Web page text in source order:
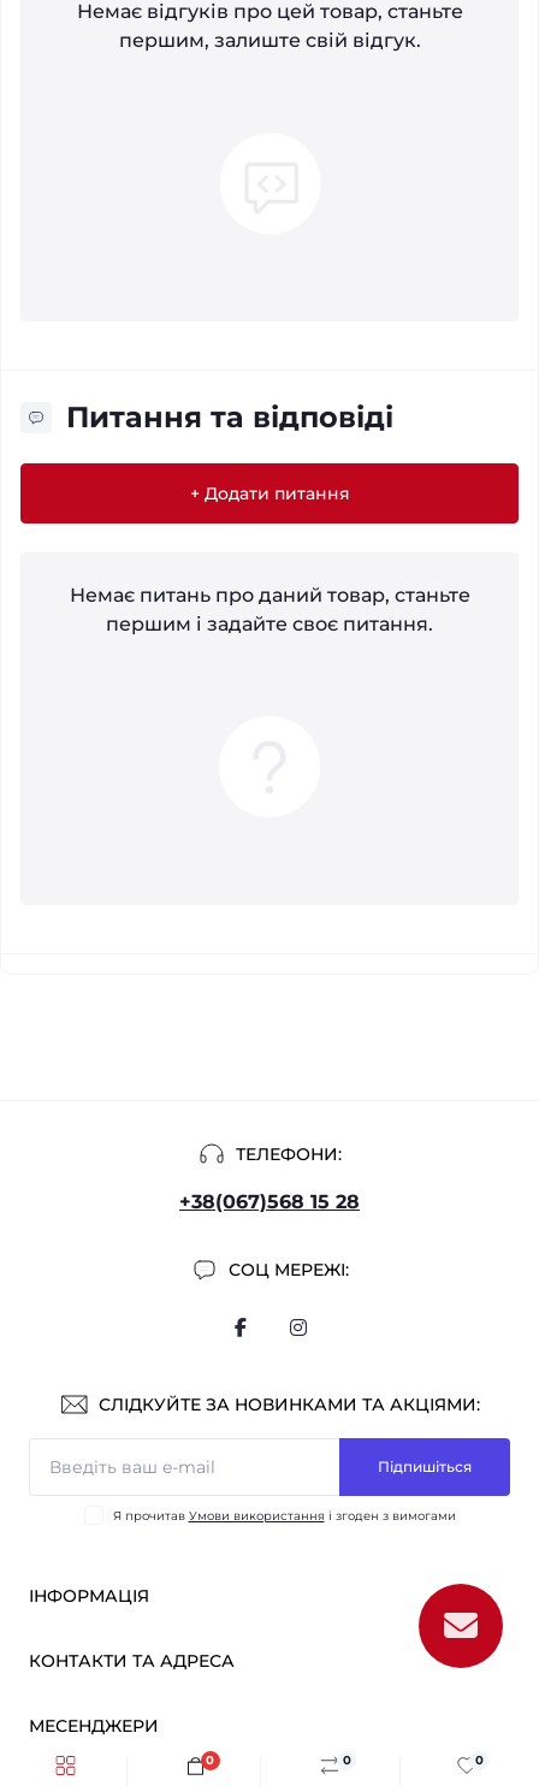
0 0
0
Немає відгуків про цей товар, станьте
першим, залиште свій відгук.
Питання та відповіді
+ Додати питання
Немає питань про даний товар, станьте
першим і задайте своє питання.
ТЕЛЕФОНИ:
+38(067)568 15 28
СОЦ МЕРЕЖІ:
СЛІДКУЙТЕ ЗА НОВИНКАМИ ТА АКЦІЯМИ:
Підпишіться
Я прочитав Умови використання і згоден з вимогами
ІНФОРМАЦІЯ
ОПТ
Про нас
Умови використання
КОНТАКТИ ТА АДРЕСА
sensmarketlink@gmail.com
МЕСЕНДЖЕРИ
Telegram